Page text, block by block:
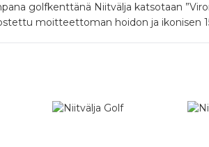
golfkenttänä Niitvälja katsotaan
moitteettoman hoidon ja ikonisen